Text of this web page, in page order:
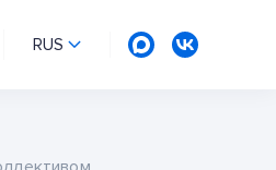
RUS